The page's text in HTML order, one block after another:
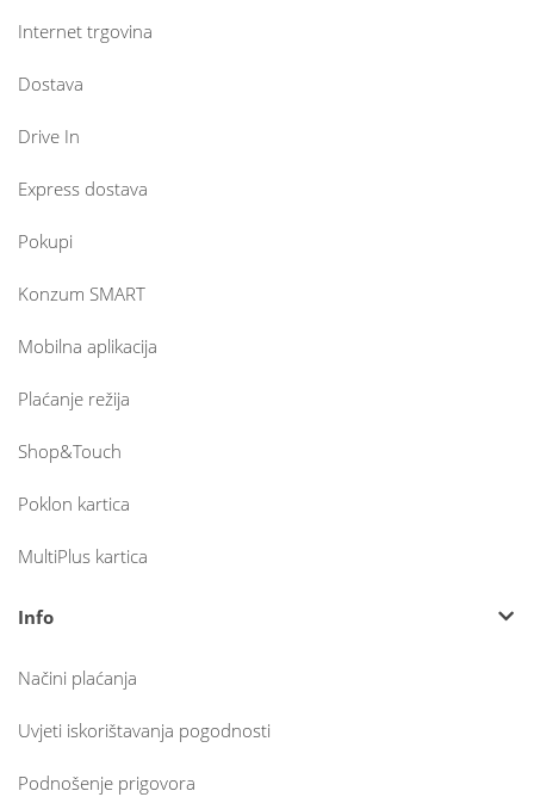
Internet trgovina
Dostava
Drive In
Express dostava
Pokupi
Konzum SMART
Mobilna aplikacija
Plaćanje režija
Shop&Touch
Poklon kartica
MultiPlus kartica
Info
Načini plaćanja
Uvjeti iskorištavanja pogodnosti
Podnošenje prigovora